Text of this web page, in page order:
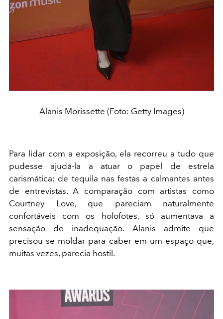
Alanis Morissette (Foto: Getty Images)
Para lidar com a exposição, ela recorreu a tudo que
pudesse ajudá-la a atuar o papel de estrela
carismática: de tequila nas festas a calmantes antes
de entrevistas. A comparação com artistas como
Courtney Love, que pareciam naturalmente
confortáveis com os holofotes, só aumentava a
sensação de inadequação. Alanis admite que
precisou se moldar para caber em um espaço que,
muitas vezes, parecia hostil.